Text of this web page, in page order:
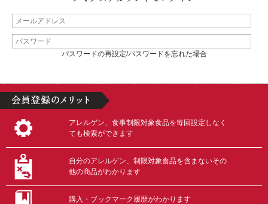
パスワードの再設定/パスワードを忘れた場合
アレルゲン、食事制限対象食品を毎回設定しなく
ても検索ができます
自分のアレルゲン、制限対象食品を含まないその
他の商品がわかります
購入・ブックマーク履歴がわかります